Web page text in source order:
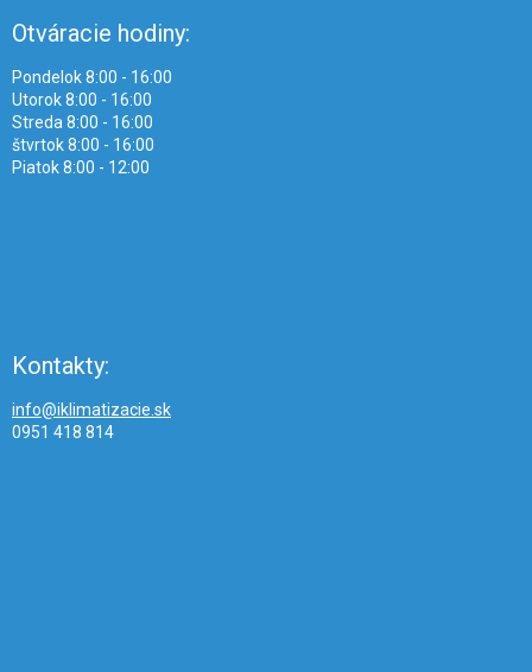
Otváracie hodiny:
Pondelok 8:00 - 16:00
Utorok 8:00 - 16:00
Streda 8:00 - 16:00
štvrtok 8:00 - 16:00
Piatok 8:00 - 12:00
Kontakty:
info@iklimatizacie.sk
0951 418 814